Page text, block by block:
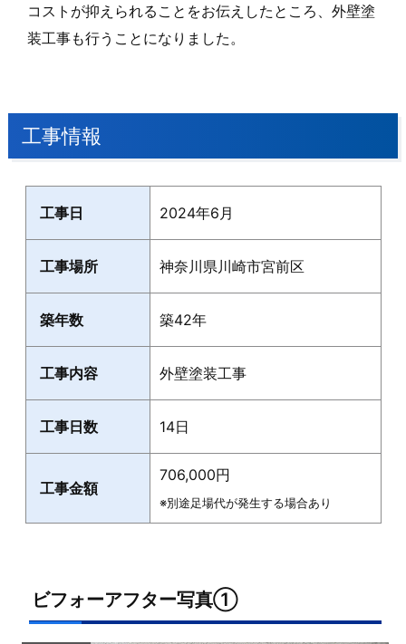
コストが抑えられることをお伝えしたところ、外壁塗
装工事も行うことになりました。
工事情報
工事日 2024年6月
工事場所 神奈川県川崎市宮前区
築年数 築42年
工事内容 外壁塗装工事
工事日数 14日
工事金額
706,000円
※別途足場代が発生する場合あり
ビフォーアフター写真①